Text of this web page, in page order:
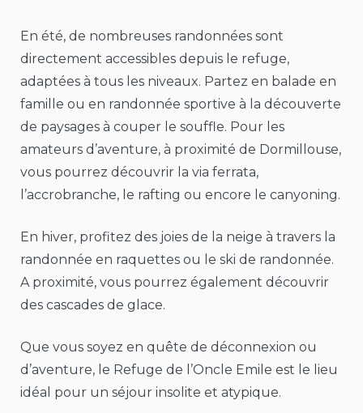
En été, de nombreuses randonnées sont
directement accessibles depuis le refuge,
adaptées à tous les niveaux. Partez en balade en
famille ou en randonnée sportive à la découverte
de paysages à couper le souffle. Pour les
amateurs d’aventure, à proximité de Dormillouse,
vous pourrez découvrir la via ferrata,
l’accrobranche, le rafting ou encore le canyoning.
En hiver, profitez des joies de la neige à travers la
randonnée en raquettes ou le ski de randonnée.
A proximité, vous pourrez également découvrir
des cascades de glace.
Que vous soyez en quête de déconnexion ou
d’aventure, le Refuge de l’Oncle Emile est le lieu
idéal pour un séjour insolite et atypique.